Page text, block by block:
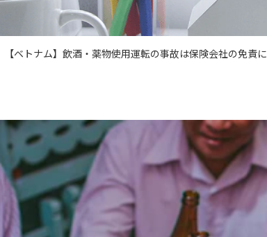
【ベトナム】飲酒・薬物使用運転の事故は保険会社の免責に